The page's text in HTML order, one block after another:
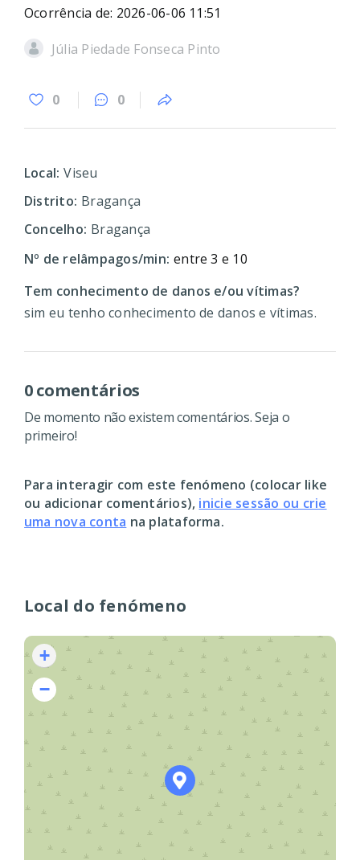
Local do fenómeno
+
−
Ocorrência de: 2026-06-06 11:51
Júlia Piedade Fonseca Pinto
0 0
Local: Viseu
Distrito: Bragança
Concelho: Bragança
Nº de relâmpagos/min: entre 3 e 10
Tem conhecimento de danos e/ou vítimas?
sim eu tenho conhecimento de danos e vítimas.
0 comentários
De momento não existem comentários. Seja o
primeiro!
Para interagir com este fenómeno (colocar like
ou adicionar comentários), inicie sessão ou crie
uma nova conta na plataforma.